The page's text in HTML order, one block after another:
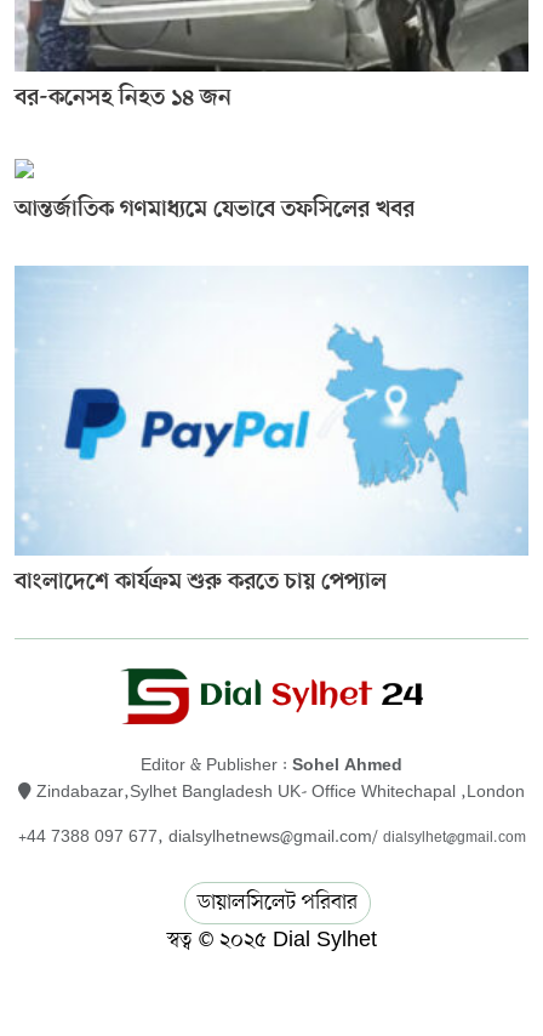
বর-কনেসহ নিহত ১৪ জন
আন্তর্জাতিক গণমাধ্যমে যেভাবে তফসিলের খবর
বাংলাদেশে কার্যক্রম শুরু করতে চায় পেপ্যাল
Editor & Publisher : Sohel Ahmed
Zindabazar,Sylhet Bangladesh UK- Office Whitechapal ,London
+44 7388 097 677, dialsylhetnews@gmail.com/ dialsylhet@gmail.com
ডায়ালসিলেট পরিবার
স্বত্ব © ২০২৫ Dial Sylhet